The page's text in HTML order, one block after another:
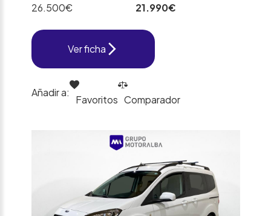
26.500€
21.990€
Ver ficha
Añadir a:
Favoritos Comparador